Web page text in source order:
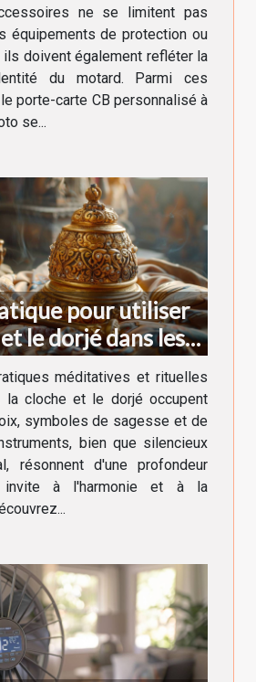
ne se limitent pas
équipements de protection ou
doivent également refléter la
du motard. Parmi ces
porte-carte CB personnalisé à
se...
pour utiliser
le dorjé dans les
méditatives et rituelles
la cloche et le dorjé occupent
symboles de sagesse et de
bien que silencieux
résonnent d'une profondeur
invite à l'harmonie et à la